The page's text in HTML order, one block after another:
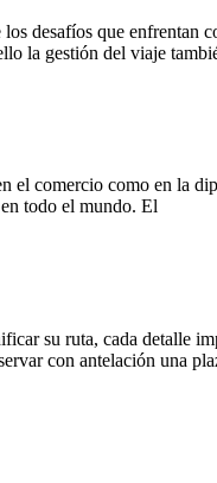
desafíos que enfrentan
la gestión del viaje
comercio como en la
todo el mundo. El
su ruta, cada detalle
con antelación una